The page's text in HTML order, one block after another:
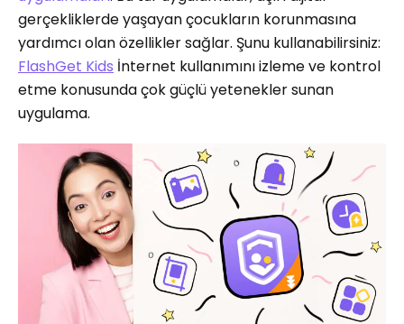
gerçekliklerde yaşayan çocukların korunmasına
yardımcı olan özellikler sağlar. Şunu kullanabilirsiniz:
FlashGet Kids İnternet kullanımını izleme ve kontrol
etme konusunda çok güçlü yetenekler sunan
uygulama.